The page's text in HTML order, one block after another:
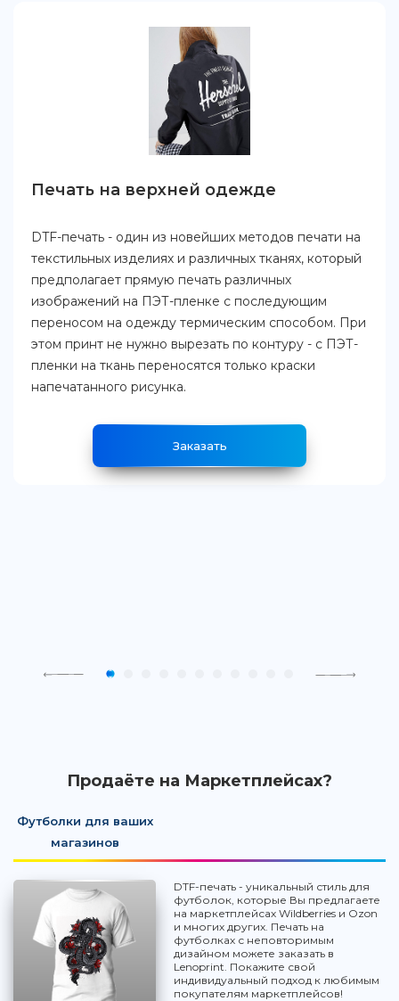
Печать на верхней одежде
DTF-печать - один из новейших методов печати на
текстильных изделиях и различных тканях, который
предполагает прямую печать различных
изображений на ПЭТ-пленке с последующим
переносом на одежду термическим способом. При
этом принт не нужно вырезать по контуру - с ПЭТ-
пленки на ткань переносятся только краски
напечатанного рисунка.
Заказать
Продаёте на Маркетплейсах?
Футболки для ваших
магазинов
DTF-печать - уникальный стиль для
футболок, которые Вы предлагаете
на маркетплейсах Wildberries и Ozon
и многих других. Печать на
футболках с неповторимым
дизайном можете заказать в
Lenoprint. Покажите свой
индивидуальный подход к любимым
покупателям маркетплейсов!